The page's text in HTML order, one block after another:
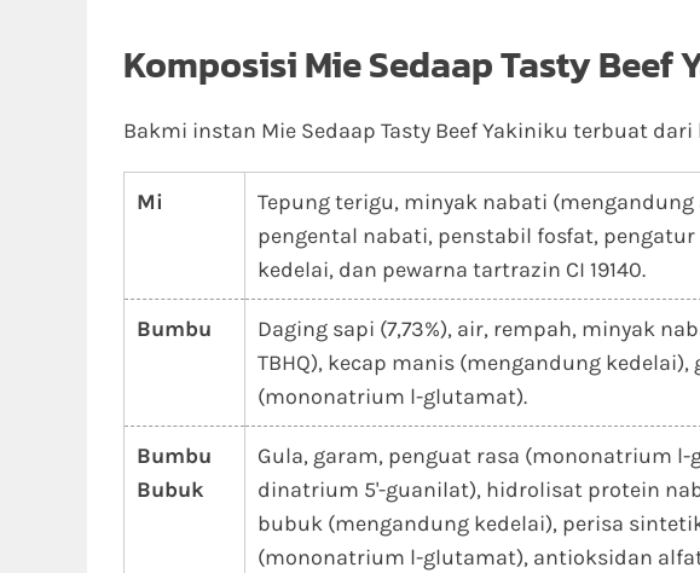
Komposisi Mie Sedaap Tasty Beef
Bakmi instan Mie Sedaap Tasty Beef Yakiniku terbuat
Mi
Tepung terigu, minyak nabati (mengandung
pengental nabati, penstabil fosfat,
kedelai, dan pewarna tartrazin CI 19140.
Bumbu
Daging sapi (7,73%), air, rempah, minyak
TBHQ), kecap manis (mengandung
(mononatrium l-glutamat).
Bumbu
Bubuk
Gula, garam, penguat rasa (mononatrium
dinatrium 5'-guanilat), hidrolisat protein
bubuk (mengandung kedelai), perisa
(mononatrium l-glutamat), antioksidan